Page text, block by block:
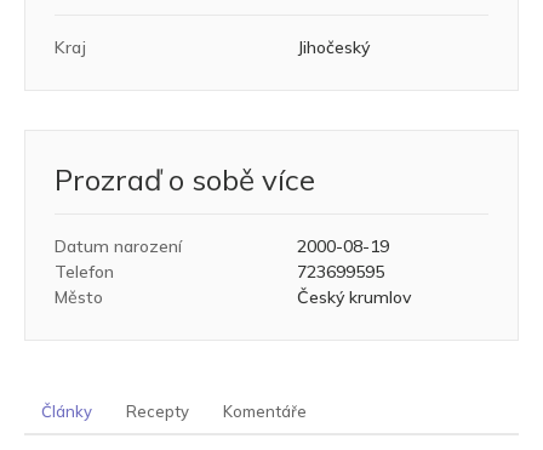
Kraj Jihočeský
Prozraď o sobě více
Datum narození
2000-08-19
Telefon
723699595
Město
Český krumlov
Články Recepty Komentáře